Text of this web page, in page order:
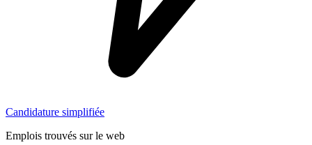
Candidature simplifiée
Emplois trouvés sur le web